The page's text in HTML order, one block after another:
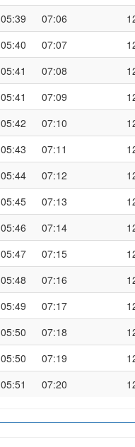
05:39 07:06
05:40 07:07
05:41 07:08
05:41 07:09
05:42 07:10
05:43 07:11
05:44 07:12
05:45 07:13
05:46 07:14
05:47 07:15
05:48 07:16
05:49 07:17
05:50 07:18
05:50 07:19
05:51 07:20